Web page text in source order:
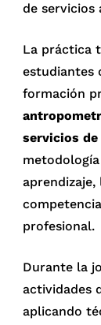
de servicios
La práctica
estudiantes
formación
servicios
profesional.
Durante la
actividades
aplicando